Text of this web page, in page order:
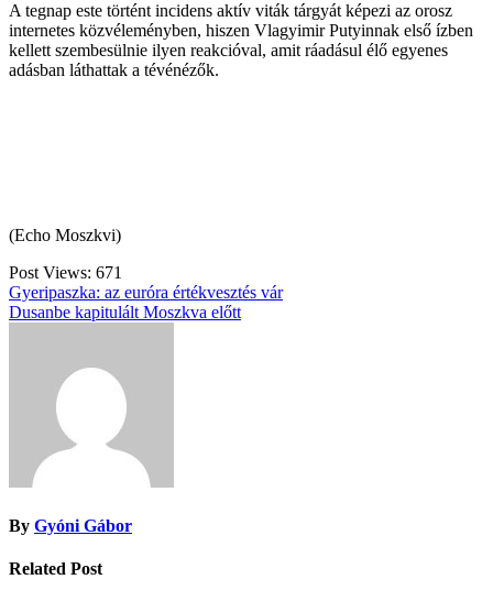
A tegnap este történt incidens aktív viták tárgyát képezi az orosz
internetes közvéleményben, hiszen Vlagyimir Putyinnak első ízben
kellett szembesülnie ilyen reakcióval, amit ráadásul élő egyenes
adásban láthattak a tévénézők.
(Echo Moszkvi)
Post Views: 671
Bejegyzés
navigáció
Gyeripaszka: az euróra értékvesztés vár
Dusanbe kapitulált Moszkva előtt
By Gyóni Gábor
Related Post